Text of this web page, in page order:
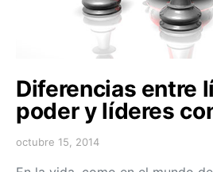
Diferencias entre
poder y líderes
octubre 15, 2014